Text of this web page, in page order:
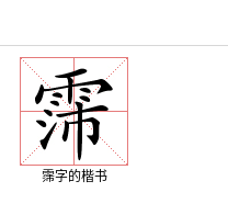
霈字的楷书